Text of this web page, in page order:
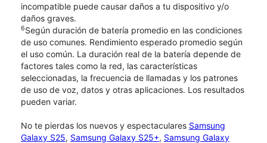
incompatible puede causar daños a tu dispositivo y/o
daños graves.
6Según duración de batería promedio en las condiciones
de uso comunes. Rendimiento esperado promedio según
el uso común. La duración real de la batería depende de
factores tales como la red, las características
seleccionadas, la frecuencia de llamadas y los patrones
de uso de voz, datos y otras aplicaciones. Los resultados
pueden variar.
No te pierdas los nuevos y espectaculares Samsung
Galaxy S25, Samsung Galaxy S25+, Samsung Galaxy